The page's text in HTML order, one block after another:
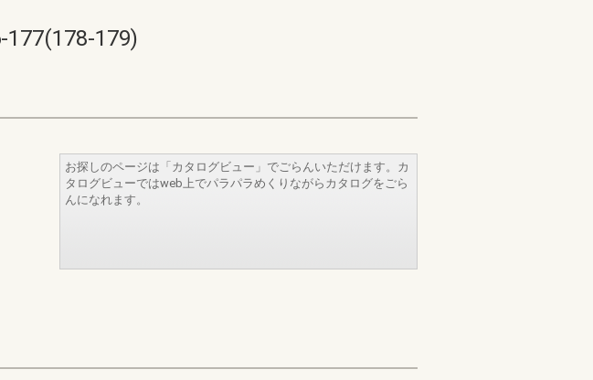
179)
お探しのページは「カタログビュー」でごらんいただけます。カ
タログビューではweb上でパラパラめくりながらカタログをごら
んになれます。